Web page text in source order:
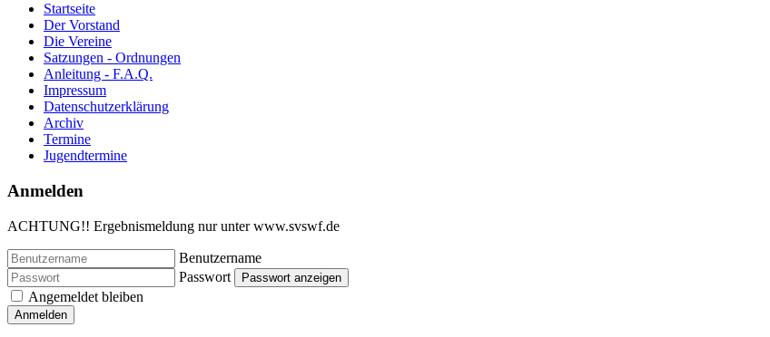
Startseite
Der Vorstand
Die Vereine
Satzungen - Ordnungen
Anleitung - F.A.Q.
Impressum
Datenschutzerklärung
Archiv
Termine
Jugendtermine
Anmelden
ACHTUNG!! Ergebnismeldung nur unter www.svswf.de
Benutzername
Passwort
Passwort anzeigen
Angemeldet bleiben
Anmelden